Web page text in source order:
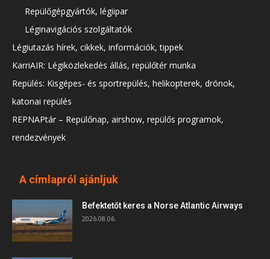
Repülőgépgyártók, légiipar
Léginavigációs szolgáltatók
Légiutazás hírek, cikkek, információk, tippek
KarriAIR: Légiközlekedés állás, repülőtér munka
Repülés: Kisgépes- és sportrepülés, helikopterek, drónok,
katonai repülés
REPNAPtár – Repülőnap, airshow, repülős programok,
rendezvények
A címlapról ajánljuk
Befektetőt keres a Norse Atlantic Airways
2026.08.06.